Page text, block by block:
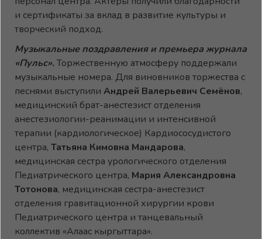
и сертификаты за вклад в развитие культуры и
творческий подход.
Музыкальные поздравления и премьера журнала
«Пульс».Торжественную атмосферу поддержали
музыкальные номера. Для виновников торжества с
песнями выступили Андрей Валерьевич Семёнов,
медицинский брат-анестезист отделения
анестезиологии-реанимации и интенсивной
терапии (кардиологическое) Кардиососудистого
центра, Татьяна Кимовна Мандарова,
медицинская сестра урологического отделения
Педиатрического центра, Мария Александровна
Тотонова, медицинская сестра-анестезист
отделения гравитационной хирургии крови
Педиатрического центра и танцевальный
коллектив «Алаас кыргыттара».